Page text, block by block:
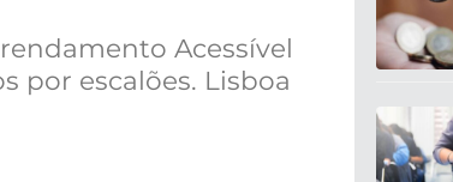
Acessível
por escalões. Lisboa